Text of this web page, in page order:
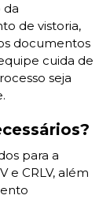
da
de vistoria,
documentos
cuida de
seja
para a
e CRLV, além